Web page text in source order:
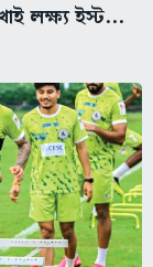
লক্ষ্য ইস্ট...